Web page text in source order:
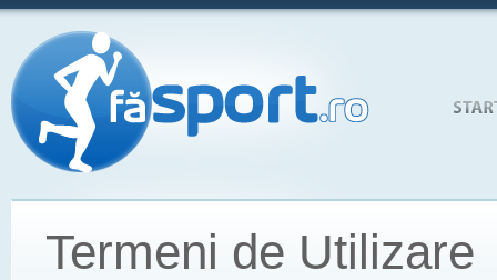
Termeni de Utilizare